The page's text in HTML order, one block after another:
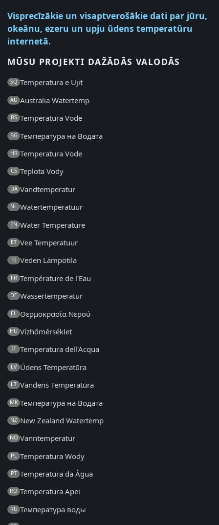
Visprecīzākie un visaptverošākie dati par jūru,
okeānu, ezeru un upju ūdens temperatūru
internetā.
MŪSU PROJEKTI DAŽĀDĀS VALODĀS
SQ Temperatura e Ujit
AU Australia Watertemp
BS Temperatura Vode
BG Температура на Водата
HR Temperatura Vode
CS Teplota Vody
DA Vandtemperatur
NL Watertemperatuur
EN Water Temperature
ET Vee Temperatuur
FI Veden Lämpötila
FR Température de l'Eau
DE Wassertemperatur
EL Θερμοκρασία Νερού
HU Vízhőmérséklet
IT Temperatura dell'Acqua
LV Ūdens Temperatūra
LT Vandens Temperatūra
MK Температура на Водата
NZ New Zealand Watertemp
NO Vanntemperatur
PL Temperatura Wody
PT Temperatura da Água
RO Temperatura Apei
RU Температура воды